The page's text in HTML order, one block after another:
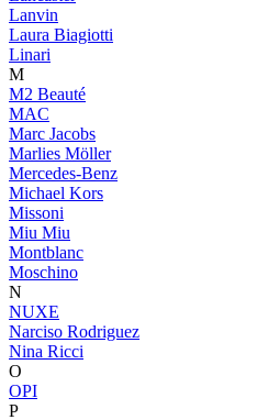
Lanvin
Laura Biagiotti
Linari
M
M2 Beauté
MAC
Marc Jacobs
Marlies Möller
Mercedes-Benz
Michael Kors
Missoni
Miu Miu
Montblanc
Moschino
N
NUXE
Narciso Rodriguez
Nina Ricci
O
OPI
P